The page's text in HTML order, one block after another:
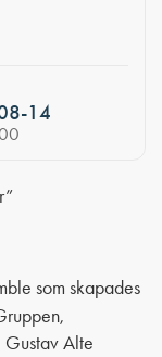
14
som skapades
Alte